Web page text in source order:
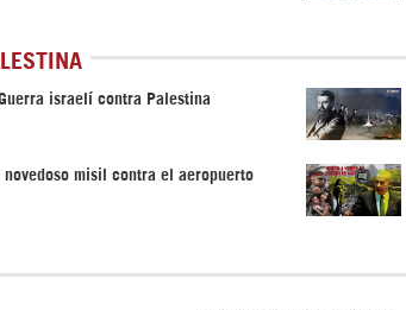
israelí contra Palestina
novedoso misil contra el aeropuerto